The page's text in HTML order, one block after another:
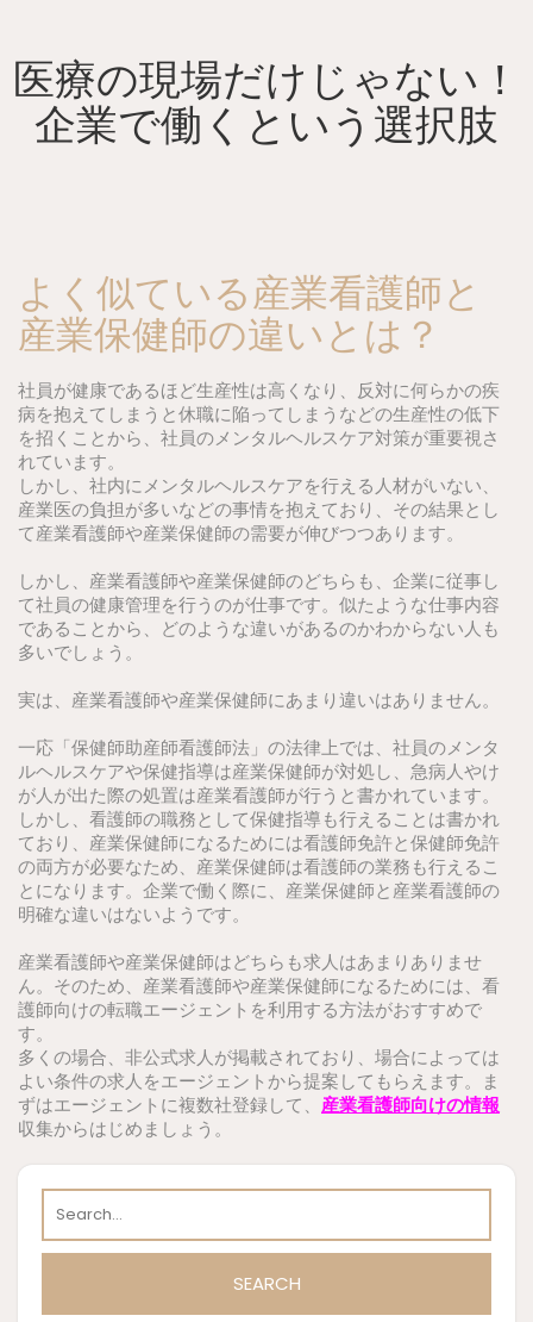
content
医療の現場だけじゃない！
企業で働くという選択肢
よく似ている産業看護師と
産業保健師の違いとは？
社員が健康であるほど生産性は高くなり、反対に何らかの疾
病を抱えてしまうと休職に陥ってしまうなどの生産性の低下
を招くことから、社員のメンタルヘルスケア対策が重要視さ
れています。
しかし、社内にメンタルヘルスケアを行える人材がいない、
産業医の負担が多いなどの事情を抱えており、その結果とし
て産業看護師や産業保健師の需要が伸びつつあります。
しかし、産業看護師や産業保健師のどちらも、企業に従事し
て社員の健康管理を行うのが仕事です。似たような仕事内容
であることから、どのような違いがあるのかわからない人も
多いでしょう。
実は、産業看護師や産業保健師にあまり違いはありません。
一応「保健師助産師看護師法」の法律上では、社員のメンタ
ルヘルスケアや保健指導は産業保健師が対処し、急病人やけ
が人が出た際の処置は産業看護師が行うと書かれています。
しかし、看護師の職務として保健指導も行えることは書かれ
ており、産業保健師になるためには看護師免許と保健師免許
の両方が必要なため、産業保健師は看護師の業務も行えるこ
とになります。企業で働く際に、産業保健師と産業看護師の
明確な違いはないようです。
産業看護師や産業保健師はどちらも求人はあまりありませ
ん。そのため、産業看護師や産業保健師になるためには、看
護師向けの転職エージェントを利用する方法がおすすめで
す。
多くの場合、非公式求人が掲載されており、場合によっては
よい条件の求人をエージェントから提案してもらえます。ま
ずはエージェントに複数社登録して、 産業看護師向けの情報
収集からはじめましょう。